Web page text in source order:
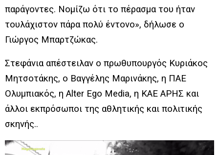
παράγοντες. Νομίζω ότι το πέρασμα του ήταν
τουλάχιστον πάρα πολύ έντονο», δήλωσε ο
Γιώργος Μπαρτζώκας.
Στεφάνια απέστειλαν ο πρωθυπουργός Κυριάκος
Μητσοτάκης, ο Βαγγέλης Μαρινάκης, η ΠΑΕ
Ολυμπιακός, η Alter Ego Media, η ΚΑΕ ΑΡΗΣ και
άλλοι εκπρόσωποι της αθλητικής και πολιτικής
σκηνής..